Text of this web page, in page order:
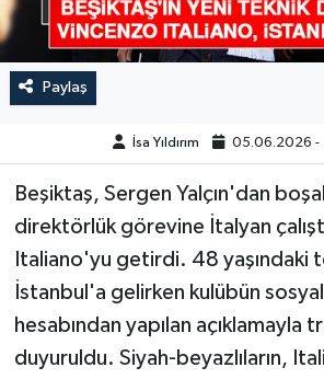
Paylaş
İsa Yıldırım 05.06.2026 -
Beşiktaş, Sergen Yalçın'dan
direktörlük görevine İtalyan
Italiano'yu getirdi. 48 yaşındaki
İstanbul'a gelirken kulübün
hesabından yapılan açıklamayla
duyuruldu. Siyah-beyazlıların,
MEDYA
ÖZEL HABER
POLİTİKA
SAĞLIK
SİYASET
SPOR
TEKNOLOJİ